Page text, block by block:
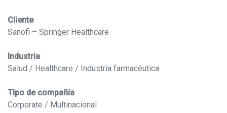
Cliente
Sanofi – Springer Healthcare
Industria
Salud / Healthcare / Industria farmacéutica
Tipo de compañía
Corporate / Multinacional